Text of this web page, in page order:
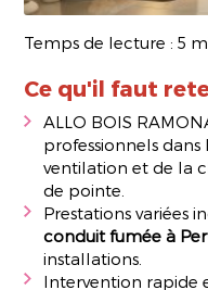
Temps de lecture : 5
Ce qu'il faut
ALLO BOIS
professionnels
ventilation et de la
de pointe.
Prestations variées
conduit fumée à
installations.
Intervention rapide